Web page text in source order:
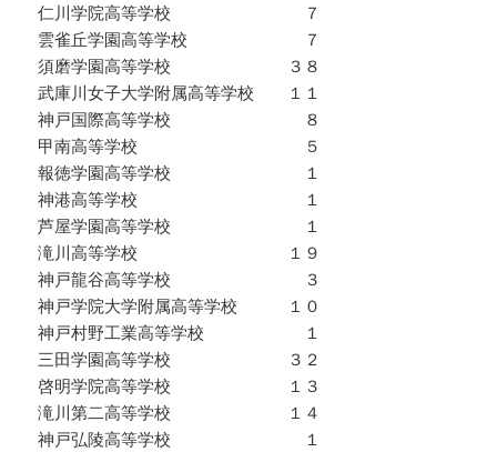
仁川学院高等学校 ７
雲雀丘学園高等学校 ７
須磨学園高等学校 ３８
武庫川女子大学附属高等学校 １１
神戸国際高等学校 ８
甲南高等学校 ５
報徳学園高等学校 １
神港高等学校 １
芦屋学園高等学校 １
滝川高等学校 １９
神戸龍谷高等学校 ３
神戸学院大学附属高等学校 １０
神戸村野工業高等学校 １
三田学園高等学校 ３２
啓明学院高等学校 １３
滝川第二高等学校 １４
神戸弘陵高等学校 １